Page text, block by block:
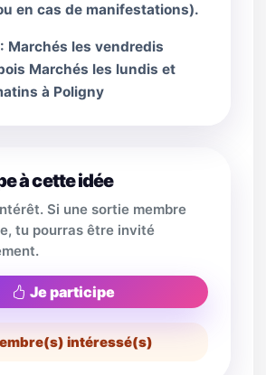
en cas de manifestations).
Marchés les vendredis
Marchés les lundis et
à Poligny
à cette idée
Si une sortie membre
tu pourras être invité
Je participe
intéressé(s)